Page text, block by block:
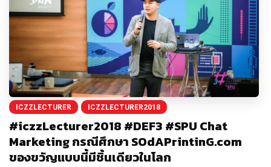
ICZZLECTURER ICZZLECTURER2018
#iczzLecturer2018 #DEF3 #SPU Chat
Marketing กรณีศึกษา SOdAPrintinG.com
ของขวัญแบบนี้มีชิ้นเดียวในโลก